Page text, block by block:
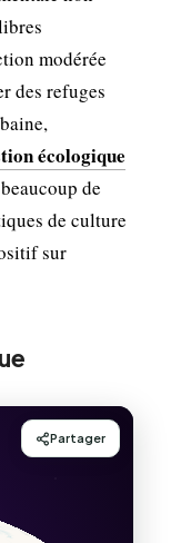
modérée
des refuges
écologique
de
de culture
sur